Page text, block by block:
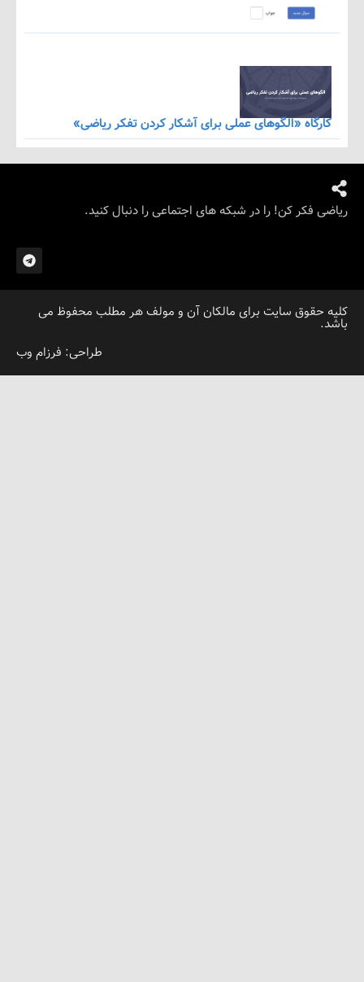
«الگوهای عملی برای آشکار کردن تفکر ریاضی»
کن! را در شبکه های اجتماعی را دنبال کنید.
سایت برای مالکان آن و مولف هر مطلب محفوظ می
طراحی: فرزام وب